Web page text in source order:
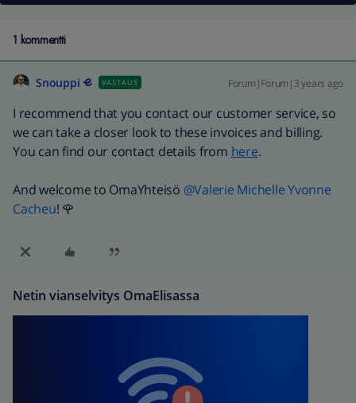
1 kommentti
Snouppi VASTAUS Forum|Forum|3 years ago
I recommend that you contact our customer service, so
we can take a closer look to these invoices and billing.
You can find our contact details from here.
And welcome to OmaYhteisö @Valerie Michelle Yvonne
Cacheu! 🌹
Netin vianselvitys OmaElisassa